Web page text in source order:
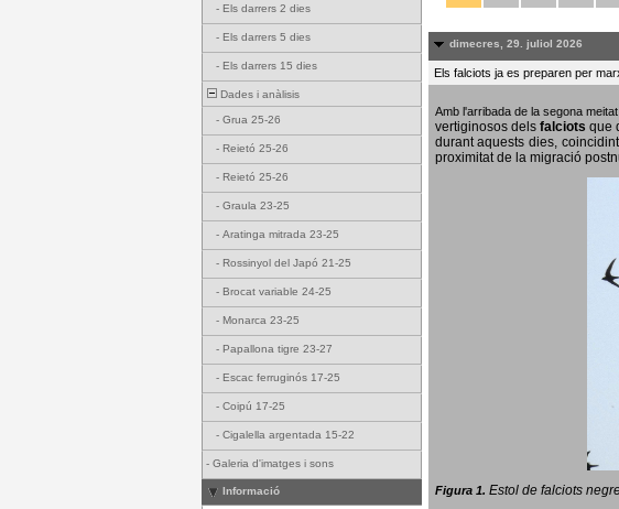
- Els darrers 2 dies
- Els darrers 5 dies
- Els darrers 15 dies
Dades i anàlisis
- Grua 25-26
- Reietó 25-26
- Reietó 25-26
- Graula 23-25
- Aratinga mitrada 23-25
- Rossinyol del Japó 21-25
- Brocat variable 24-25
- Monarca 23-25
- Papallona tigre 23-27
- Escac ferruginós 17-25
- Coipú 17-25
- Cigalella argentada 15-22
- Galeria d'imatges i sons
Informació
dimecres, 29. juliol 2026
Els falciots ja es preparen per
Amb l'arribada de la segona
vertiginosos dels falciots que
durant aquests dies,
proximitat de la migració
Figura 1. Estol de falciots